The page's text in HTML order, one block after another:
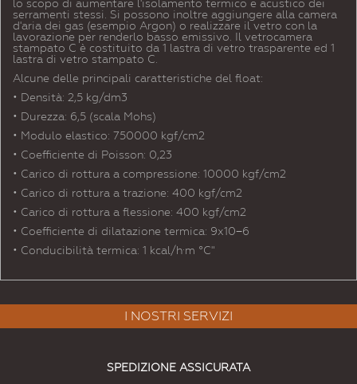
lo scopo di aumentare l'isolamento termico e acustico dei
serramenti stessi. Si possono inoltre aggiungere alla camera
d'aria dei gas (esempio Argon) o realizzare il vetro con la
lavorazione per renderlo basso emissivo. Il vetrocamera
stampato C è costituito da 1 lastra di vetro trasparente ed 1
lastra di vetro stampato C.
Alcune delle principali caratteristiche del float:
• Densità: 2,5 kg/dm3
• Durezza: 6,5 (scala Mohs)
• Modulo elastico: 750000 kgf/cm2
• Coefficiente di Poisson: 0,23
• Carico di rottura a compressione: 10000 kgf/cm2
• Carico di rottura a trazione: 400 kgf/cm2
• Carico di rottura a flessione: 400 kgf/cm2
• Coefficiente di dilatazione termica: 9x10−6
• Conducibilità termica: 1 kcal/h·m °C"
I NOSTRI SERVIZI
SPEDIZIONE ASSICURATA